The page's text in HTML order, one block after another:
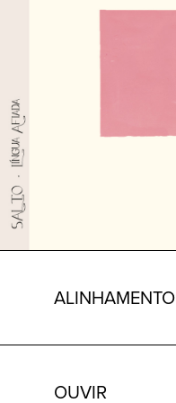
ALINHAMENTO
OUVIR